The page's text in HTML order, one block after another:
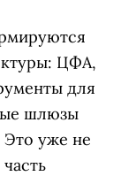
ЦФА,
для
шлюзы
уже не